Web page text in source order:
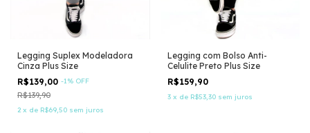
Legging Suplex Modeladora
Cinza Plus Size
R$139,00 -1% OFF
R$139,90
2 x de R$69,50 sem juros
Legging com Bolso Anti-
Celulite Preto Plus Size
R$159,90
3 x de R$53,30 sem juros